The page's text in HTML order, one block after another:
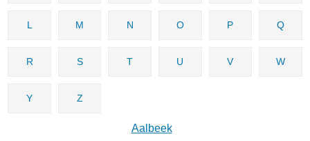
L M N O P Q
R S T U V W
Y Z
Aalbeek